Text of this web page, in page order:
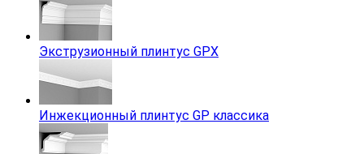
Экструзионный плинтус GPX
Инжекционный плинтус GP классика